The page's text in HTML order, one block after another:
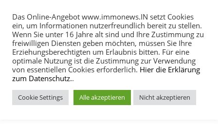
MENU
Das Online-Angebot www.immonews.IN setzt Cookies
ein, um Informationen nutzerfreundlich bereit zu stellen.
Wenn Sie unter 16 Jahre alt sind und Ihre Zustimmung zu
freiwilligen Diensten geben möchten, müssen Sie Ihre
Erziehungsberechtigten um Erlaubnis bitten. Für eine
optimale Nutzung ist die Zustimmung zur Verwendung
von essentiellen Cookies erforderlich. Hier die Erklärung
zum Datenschutz..
Cookie Settings Alle akzeptieren Nicht akzeptieren